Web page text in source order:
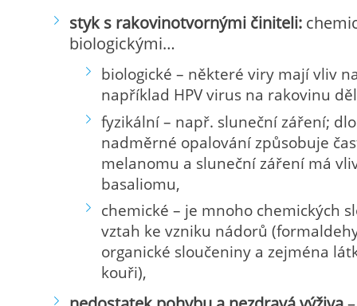
styk s rakovinotvornými činiteli:
biologickými…
biologické – některé viry mají vliv
například HPV virus na rakovinu
fyzikální – např. sluneční záření;
nadměrné opalování způsobuje
melanomu a sluneční záření má
basaliomu,
chemické – je mnoho chemických
vztah ke vzniku nádorů
organické sloučeniny a zejména
kouři),